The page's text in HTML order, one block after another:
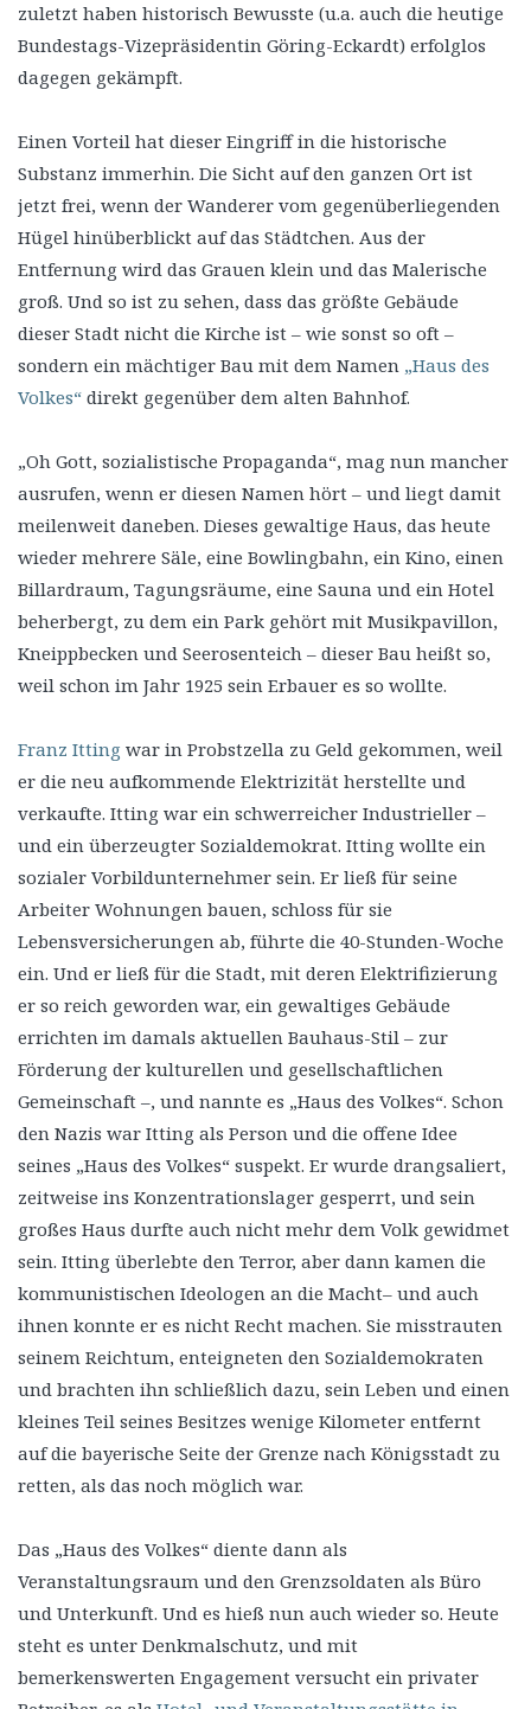
zuletzt haben historisch Bewusste (u.a. auch die heutige
Bundestags-Vizepräsidentin Göring-Eckardt) erfolglos
dagegen gekämpft.
Einen Vorteil hat dieser Eingriff in die historische
Substanz immerhin. Die Sicht auf den ganzen Ort ist
jetzt frei, wenn der Wanderer vom gegenüberliegenden
Hügel hinüberblickt auf das Städtchen. Aus der
Entfernung wird das Grauen klein und das Malerische
groß. Und so ist zu sehen, dass das größte Gebäude
dieser Stadt nicht die Kirche ist – wie sonst so oft –
sondern ein mächtiger Bau mit dem Namen „Haus des
Volkes“ direkt gegenüber dem alten Bahnhof.
„Oh Gott, sozialistische Propaganda“, mag nun mancher
ausrufen, wenn er diesen Namen hört – und liegt damit
meilenweit daneben. Dieses gewaltige Haus, das heute
wieder mehrere Säle, eine Bowlingbahn, ein Kino, einen
Billardraum, Tagungsräume, eine Sauna und ein Hotel
beherbergt, zu dem ein Park gehört mit Musikpavillon,
Kneippbecken und Seerosenteich – dieser Bau heißt so,
weil schon im Jahr 1925 sein Erbauer es so wollte.
Franz Itting war in Probstzella zu Geld gekommen, weil
er die neu aufkommende Elektrizität herstellte und
verkaufte. Itting war ein schwerreicher Industrieller –
und ein überzeugter Sozialdemokrat. Itting wollte ein
sozialer Vorbildunternehmer sein. Er ließ für seine
Arbeiter Wohnungen bauen, schloss für sie
Lebensversicherungen ab, führte die 40-Stunden-Woche
ein. Und er ließ für die Stadt, mit deren Elektrifizierung
er so reich geworden war, ein gewaltiges Gebäude
errichten im damals aktuellen Bauhaus-Stil – zur
Förderung der kulturellen und gesellschaftlichen
Gemeinschaft –, und nannte es „Haus des Volkes“. Schon
den Nazis war Itting als Person und die offene Idee
seines „Haus des Volkes“ suspekt. Er wurde drangsaliert,
zeitweise ins Konzentrationslager gesperrt, und sein
großes Haus durfte auch nicht mehr dem Volk gewidmet
sein. Itting überlebte den Terror, aber dann kamen die
kommunistischen Ideologen an die Macht– und auch
ihnen konnte er es nicht Recht machen. Sie misstrauten
seinem Reichtum, enteigneten den Sozialdemokraten
und brachten ihn schließlich dazu, sein Leben und einen
kleines Teil seines Besitzes wenige Kilometer entfernt
auf die bayerische Seite der Grenze nach Königsstadt zu
retten, als das noch möglich war.
Das „Haus des Volkes“ diente dann als
Veranstaltungsraum und den Grenzsoldaten als Büro
und Unterkunft. Und es hieß nun auch wieder so. Heute
steht es unter Denkmalschutz, und mit
bemerkenswerten Engagement versucht ein privater